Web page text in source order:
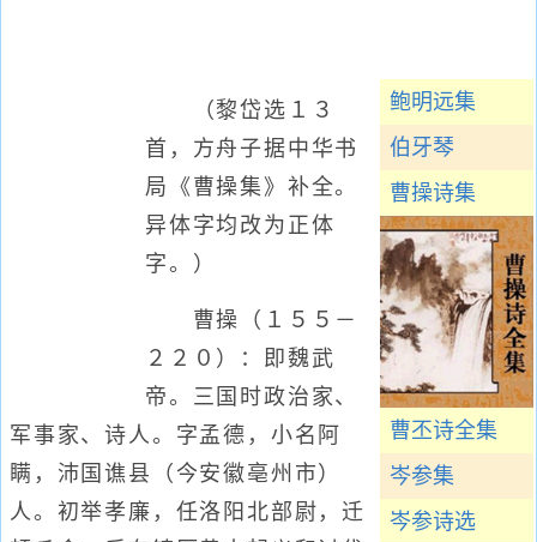
鲍明远集
伯牙琴
曹操诗集
曹丕诗全集
岑参集
岑参诗选
（黎岱选１３
首，方舟子据中华书
局《曹操集》补全。
异体字均改为正体
字。）
曹操（１５５－
２２０）：即魏武
帝。三国时政治家、
军事家、诗人。字孟德，小名阿
瞒，沛国谯县（今安徽亳州市）
人。初举孝廉，任洛阳北部尉，迁